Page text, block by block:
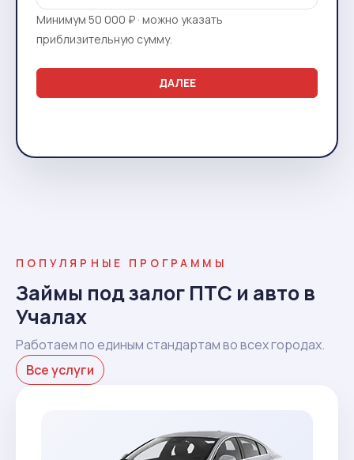
Минимум 50 000 ₽ · можно указать
приблизительную сумму.
ДАЛЕЕ
ПОПУЛЯРНЫЕ ПРОГРАММЫ
Займы под залог ПТС и авто в
Учалах
Работаем по единым стандартам во всех городах.
Все услуги